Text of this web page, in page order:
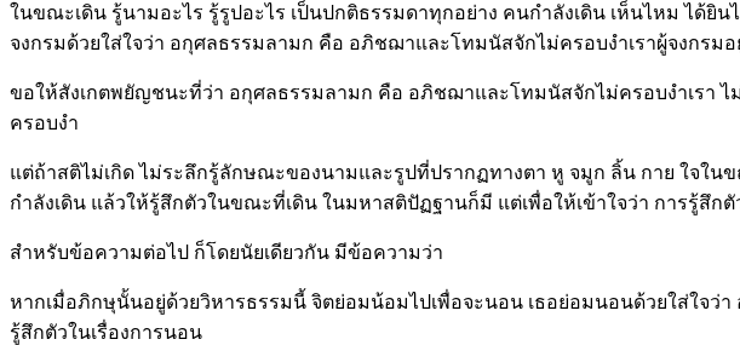
ในขณะเดิน รู้นามอะไร รู้รูปอะไร เป็นปกติธรรมดาทุกอย่าง คนกำลังเดิน เห็นไหม ได้
จงกรมด้วยใส่ใจว่า อกุศลธรรมลามก คือ อภิชฌาและโทมนัสจักไม่ครอบงำเราผู้จงกรมอ
ขอให้สังเกตพยัญชนะที่ว่า อกุศลธรรมลามก คือ อภิชฌาและโทมนัสจักไม่ครอบงำเรา
ครอบงำ
แต่ถ้าสติไม่เกิด ไม่ระลึกรู้ลักษณะของนามและรูปที่ปรากฏทางตา หู จมูก ลิ้น กาย ใจใ
กำลังเดิน แล้วให้รู้สึกตัวในขณะที่เดิน ในมหาสติปัฏฐานก็มี แต่เพื่อให้เข้าใจว่า การรู้สึ
สำหรับข้อความต่อไป ก็โดยนัยเดียวกัน มีข้อความว่า
หากเมื่อภิกษุนั้นอยู่ด้วยวิหารธรรมนี้ จิตย่อมน้อมไปเพื่อจะนอน เธอย่อมนอนด้วยใส่ใจ
รู้สึกตัวในเรื่องการนอน